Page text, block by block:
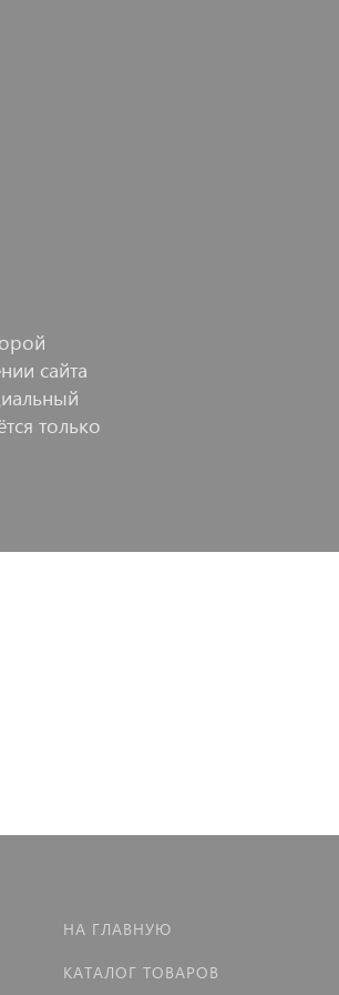
сайта
только
НА ГЛАВНУЮ
КАТАЛОГ ТОВАРОВ